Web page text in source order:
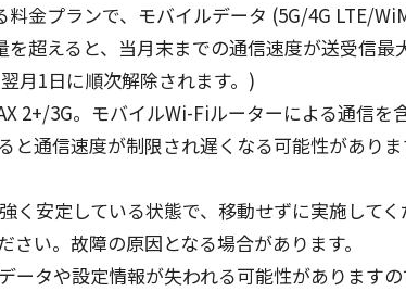
料金プランで、 モバイルデータ (5G/4G LTE/
を超えると、 当月末までの通信速度が送受信最
翌月1日に順次解除されます。)
2+/3G。 モバイルWi-Fiルーターによる通信を
と通信速度が制限され遅くなる可能性がありま
く 安定 している状態で、移動せずに実施 してく
さい。故障の原因となる場合があります。
データや設定情報が失われる可能性がありますの